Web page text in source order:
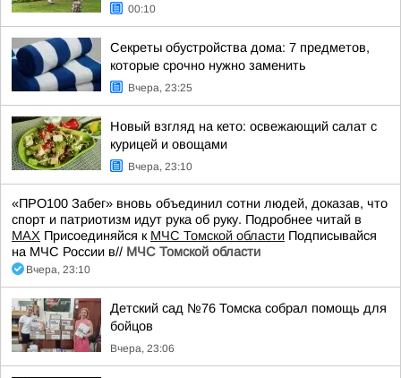
00:10
Секреты обустройства дома: 7 предметов,
которые срочно нужно заменить
Вчера, 23:25
Новый взгляд на кето: освежающий салат с
курицей и овощами
Вчера, 23:10
«ПРО100 Забег» вновь объединил сотни людей, доказав, что
спорт и патриотизм идут рука об руку. Подробнее читай в
МАХ Присоединяйся к МЧС Томской области Подписывайся
на МЧС России в// МЧС Томской области
Вчера, 23:10
Детский сад №76 Томска собрал помощь для
бойцов
Вчера, 23:06